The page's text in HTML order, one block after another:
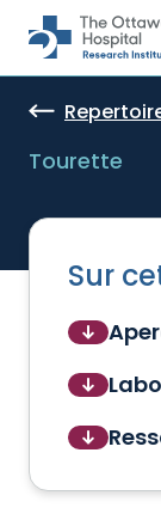
Skip to main
Tourette
Sur